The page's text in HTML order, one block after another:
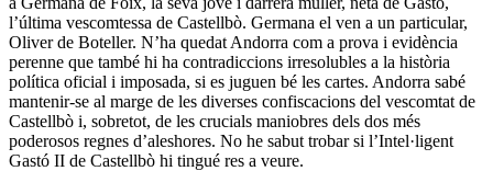
l’última vescomtessa de Castellbò. Germana el ven a un particular,
Oliver de Boteller. N’ha quedat Andorra com a prova i evidència
perenne que també hi ha contradiccions irresolubles a la història
política oficial i imposada, si es juguen bé les cartes. Andorra sabé
mantenir-se al marge de les diverses confiscacions del vescomtat de
Castellbò i, sobretot, de les crucials maniobres dels dos més
poderosos regnes d’aleshores. No he sabut trobar si l’Intel·ligent
Gastó II de Castellbò hi tingué res a veure.